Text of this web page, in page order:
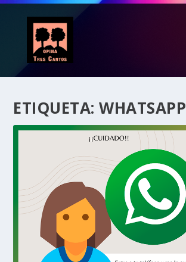
ETIQUETA:WHATSAPP